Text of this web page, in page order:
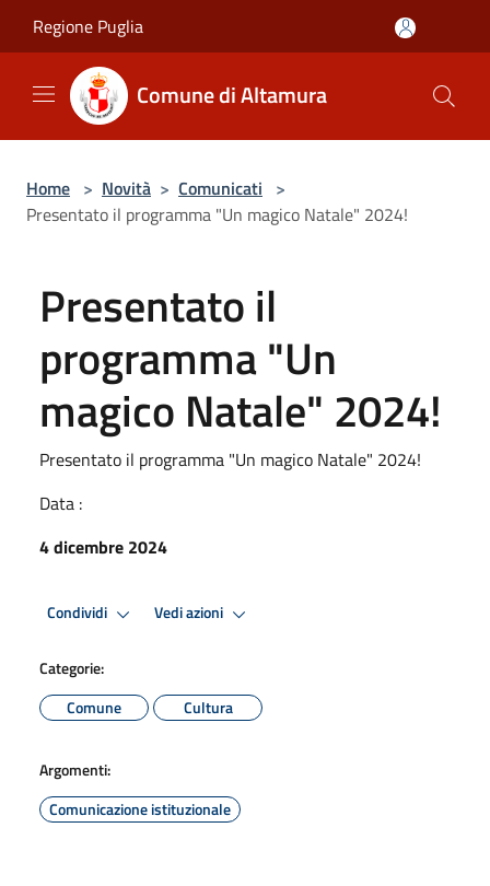
Regione Puglia
Comune di Altamura
Home > Novità > Comunicati >
Presentato il programma "Un magico Natale" 2024!
Presentato il
programma "Un
magico Natale" 2024!
Presentato il programma "Un magico Natale" 2024!
Data :
4 dicembre 2024
Condividi Vedi azioni
Categorie:
Comune
Cultura
Argomenti:
Comunicazione istituzionale